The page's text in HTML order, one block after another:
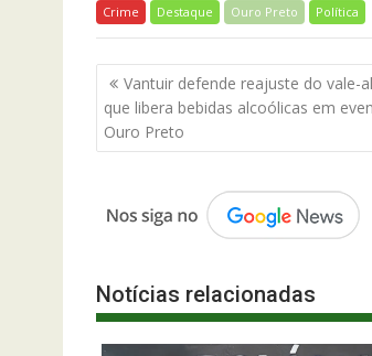
Crime Destaque Ouro Preto Política
Navegação
de
Post
Vantuir defende reajuste do vale-
que libera bebidas alcoólicas em
Ouro Preto
Notícias relacionadas